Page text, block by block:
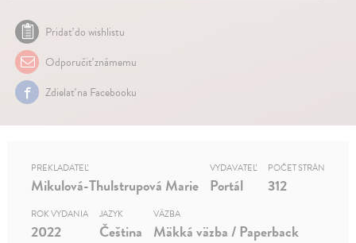
Pridať do wishlistu
Odporučiť známemu
Zdielať na Facebooku
PREKLADATEĽ
Mikulová-Thulstrupová Marie
VYDAVATEĽ
Portál
POČET STRÁN
312
ROK VYDANIA
2022
JAZYK
Čeština
VÄZBA
Mäkká väzba / Paperback